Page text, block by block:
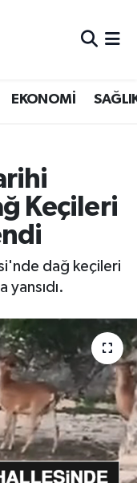
EKONOMİ
Keçileri
dağ keçileri
yansıdı.